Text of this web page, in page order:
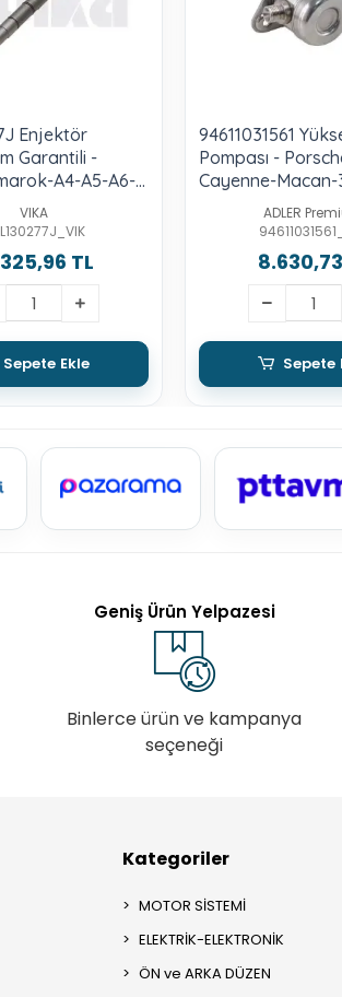
Enjektör
Garantili -
A4-A5-A6-
Cnea-Csha-
VIKA
TL
Sepete Ekle
94611031561
Pompası -
Cayenne-Macan-
3.0-S-3.0-Turbo
ADLER
Sepete
Geniş Ürün Yelpazesi
Binlerce ürün ve kampanya
seçeneği
Kategoriler
MOTOR SİSTEMİ
ELEKTRİK-ELEKTRONİK
ÖN ve ARKA DÜZEN